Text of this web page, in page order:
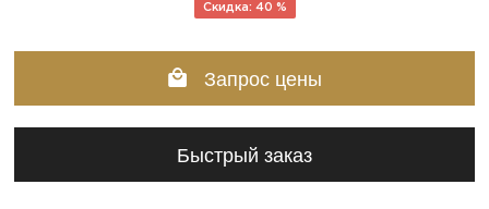
Скидка: 40 %
Запрос цены
Быстрый заказ